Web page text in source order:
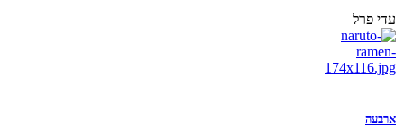
עדי פרל
ארבעה